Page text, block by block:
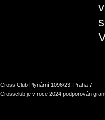
Cross Club Plynární 1096/23, Praha 7
Crossclub je v roce 2024 podporován